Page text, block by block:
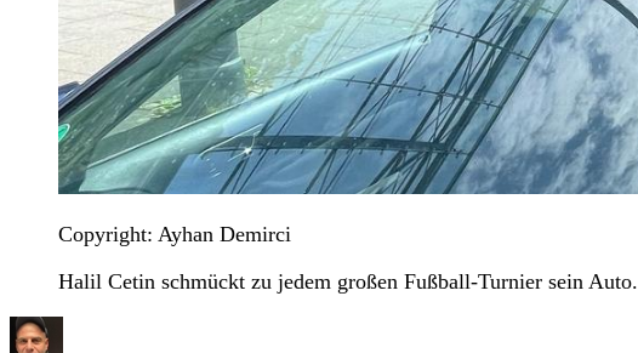
Copyright: Ayhan Demirci
Halil Cetin schmückt zu jedem großen Fußball-Turnier sein Auto.